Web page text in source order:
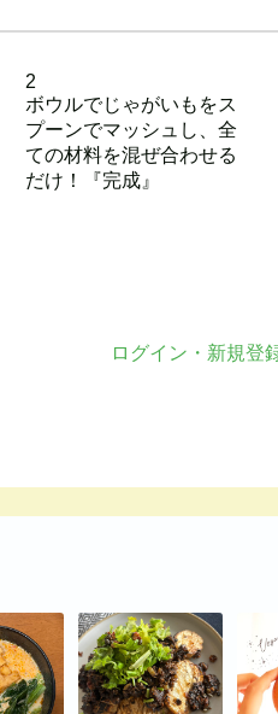
2
ボウルでじゃがいもをス
プーンでマッシュし、全
ての材料を混ぜ合わせる
だけ！『完成』
ログイン・新規登